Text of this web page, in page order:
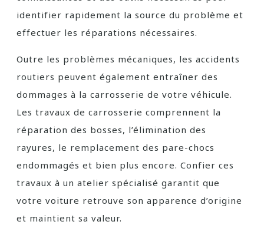
identifier rapidement la source du problème et
effectuer les réparations nécessaires.
Outre les problèmes mécaniques, les accidents
routiers peuvent également entraîner des
dommages à la carrosserie de votre véhicule.
Les travaux de carrosserie comprennent la
réparation des bosses, l’élimination des
rayures, le remplacement des pare-chocs
endommagés et bien plus encore. Confier ces
travaux à un atelier spécialisé garantit que
votre voiture retrouve son apparence d’origine
et maintient sa valeur.